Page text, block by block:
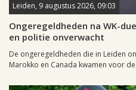
Leiden, 9 augustus 2026, 09:03
Ongeregeldheden na WK-
en politie onverwacht
De ongeregeldheden die in Leiden
Marokko en Canada kwamen voor